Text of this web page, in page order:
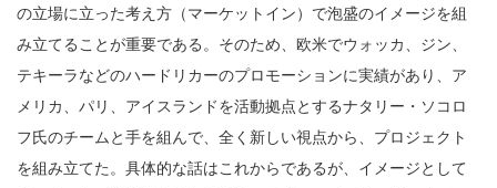
の立場に立った考え方（マーケットイン）で泡盛のイメージを組
み立てることが重要である。そのため、欧米でウォッカ、ジン、
テキーラなどのハードリカーのプロモーションに実績があり、ア
メリカ、パリ、アイスランドを活動拠点とするナタリー・ソコロ
フ氏のチームと手を組んで、全く新しい視点から、プロジェクト
を組み立てた。具体的な話はこれからであるが、イメージとして